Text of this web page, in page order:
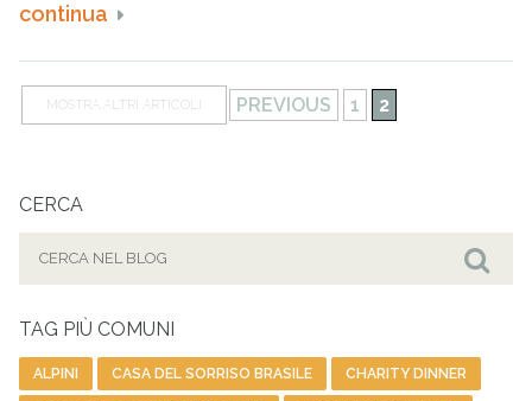
continua
MOSTRA ALTRI ARTICOLI PREVIOUS 1 2
CERCA
TAG PIÙ COMUNI
ALPINI CASA DEL SORRISO BRASILE CHARITY DINNER